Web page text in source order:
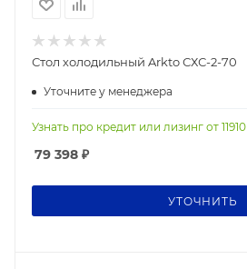
Стол холодильный Arkto СХС-2-70
Уточните у менеджера
Узнать про кредит или лизинг от 11910
79 398 ₽
УТОЧНИТЬ